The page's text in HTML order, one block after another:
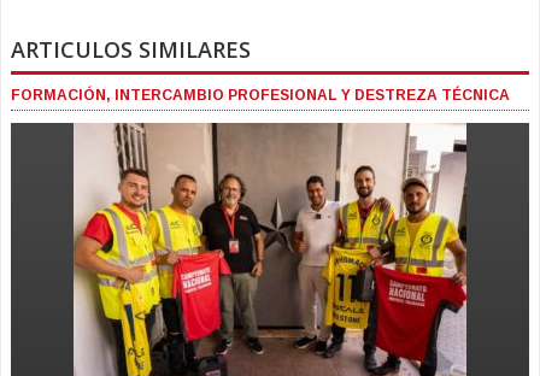
ARTICULOS SIMILARES
FORMACIÓN, INTERCAMBIO PROFESIONAL Y DESTREZA TÉCNICA